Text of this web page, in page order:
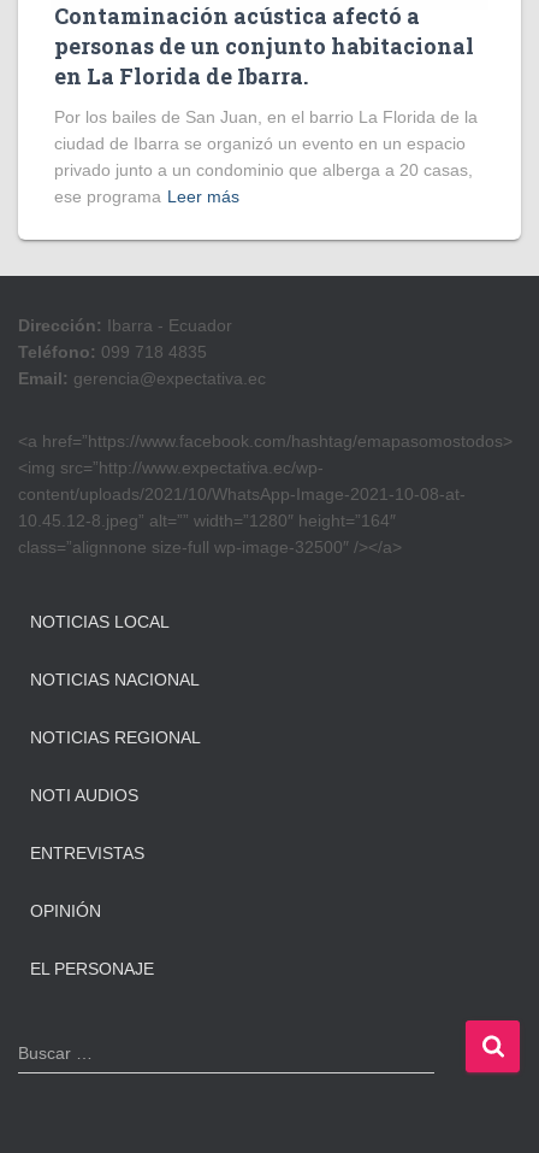
Contaminación acústica afectó a
personas de un conjunto habitacional
en La Florida de Ibarra.
Por los bailes de San Juan, en el barrio La Florida de la
ciudad de Ibarra se organizó un evento en un espacio
privado junto a un condominio que alberga a 20 casas,
ese programa Leer más
Dirección: Ibarra - Ecuador
Teléfono: 099 718 4835
Email: gerencia@expectativa.ec
<a href=”https://www.facebook.com/hashtag/emapasomostodos>
<img src=”http://www.expectativa.ec/wp-
content/uploads/2021/10/WhatsApp-Image-2021-10-08-at-
10.45.12-8.jpeg” alt=”” width=”1280″ height=”164″
class=”alignnone size-full wp-image-32500″ /></a>
NOTICIAS LOCAL
NOTICIAS NACIONAL
NOTICIAS REGIONAL
NOTI AUDIOS
ENTREVISTAS
OPINIÓN
EL PERSONAJE
B
u
Buscar …